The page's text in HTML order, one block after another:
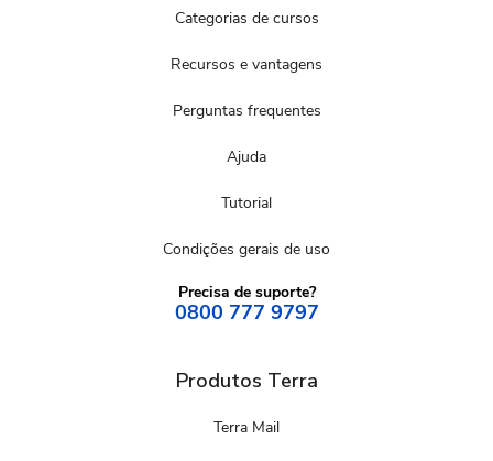
Categorias de cursos
Recursos e vantagens
Perguntas frequentes
Ajuda
Tutorial
Condições gerais de uso
Precisa de suporte?
0800 777 9797
Produtos Terra
Terra Mail